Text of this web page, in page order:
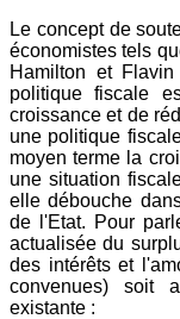
Le concept de
économistes tels
Hamilton et
politique fiscale
croissance et de
une politique
moyen terme la
une situation
elle débouche
de l'Etat. Pour
actualisée du
des intérêts et
convenues) soit
existante :